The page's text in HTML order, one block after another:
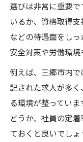
選びは非常に重要
いるか、資格取得
などの待遇面をし
安全対策や労働環境
例えば、三郷市内
記された求人が多
る環境が整ってい
どうか、社員の定
ておくと良いでしょ